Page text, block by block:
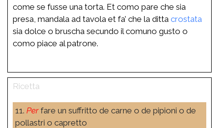
come se fusse una torta. Et como pare che sia
presa, mandala ad tavola et fa’ che la ditta crostata
sia dolce o bruscha secundo il comuno gusto o
como piace al patrone.
11. Perfare un suffritto de carne o de pipioni o de
pollastri o capretto